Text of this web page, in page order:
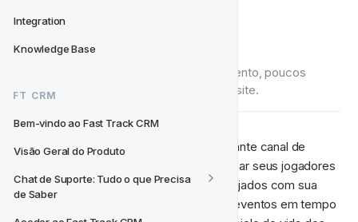
Integration
Knowledge Base
FT CRM
Bem-vindo ao Fast Track CRM
Visão Geral do Produto
Chat de Suporte: Tudo o que Precisa
de Saber
Notificações no Site
Quando se trata de aumentar o envolvimento, poucos
canais são tão valiosos como os do seu site.
As Notificações no Local são um importante canal de
engajamento inbound que permite alcançar seus jogadores
no exato momento em que já estão engajados com sua
marca. Elas são acionadas por diversos eventos em tempo